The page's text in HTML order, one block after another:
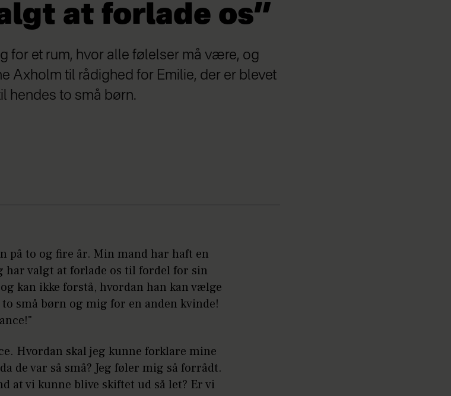
at forlade os”
for et rum, hvor alle følelser må være, og
Axholm til rådighed for Emilie, der er blevet
hendes to små børn.
på to og fire år. Min mand har haft en
har valgt at forlade os til fordel for sin
kan ikke forstå, hvordan han kan vælge
små børn og mig for en anden kvinde!
Hvordan skal jeg kunne forklare mine
de var så små? Jeg føler mig så forrådt.
at vi kunne blive skiftet ud så let? Er vi